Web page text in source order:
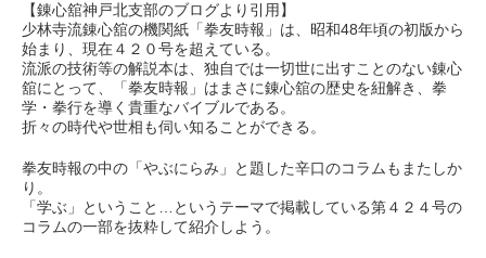
【錬心舘神戸北支部のブログより引用】
少林寺流錬心舘の機関紙「拳友時報」は、昭和48年頃の初版から
始まり、現在４２０号を超えている。
流派の技術等の解説本は、独自では一切世に出すことのない錬心
舘にとって、「拳友時報」はまさに錬心舘の歴史を紐解き、拳
学・拳行を導く貴重なバイブルである。
折々の時代や世相も伺い知ることができる。
拳友時報の中の「やぶにらみ」と題した辛口のコラムもまたしか
り。
「学ぶ」ということ…というテーマで掲載している第４２４号の
コラムの一部を抜粋して紹介しよう。